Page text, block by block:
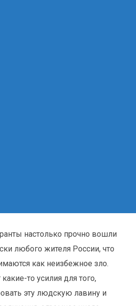
настолько прочно вошли
любого жителя России, что
как неизбежное зло.
то усилия для того,
эту людскую лавину и